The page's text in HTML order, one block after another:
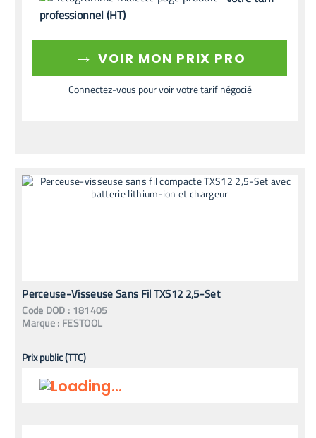
professionnel (HT)
→ VOIR MON PRIX PRO
Connectez-vous pour voir votre tarif négocié
Perceuse-Visseuse Sans Fil TXS12 2,5-Set
Code DOD : 181405
Marque : FESTOOL
Prix public (TTC)